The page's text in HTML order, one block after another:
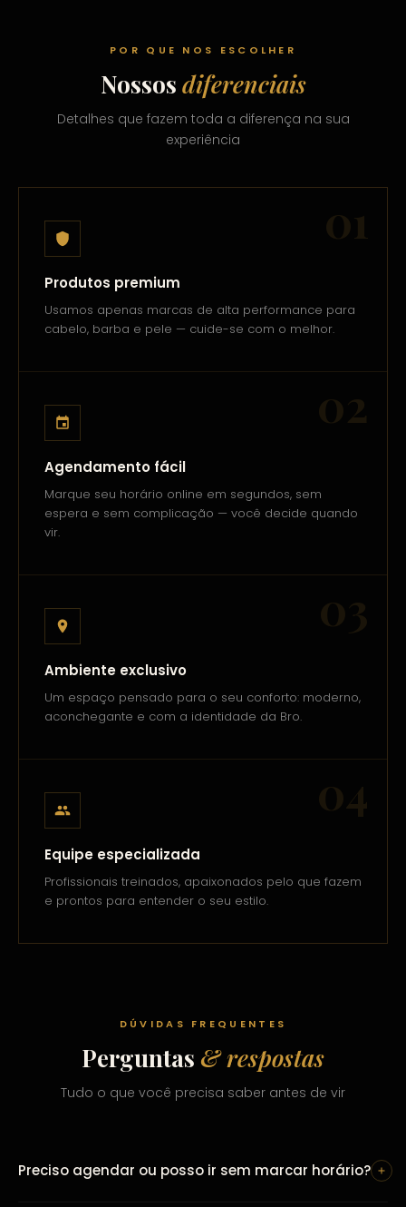
POR QUE NOS ESCOLHER
Nossos diferenciais
Detalhes que fazem toda a diferença na sua
experiência
Produtos premium
Usamos apenas marcas de alta performance para
cabelo, barba e pele — cuide-se com o melhor.
Agendamento fácil
Marque seu horário online em segundos, sem
espera e sem complicação — você decide quando
vir.
03
Ambiente exclusivo
Um espaço pensado para o seu conforto: moderno,
aconchegante e com a identidade da Bro.
04
Equipe especializada
Profissionais treinados, apaixonados pelo que fazem
e prontos para entender o seu estilo.
DÚVIDAS FREQUENTES
Perguntas & respostas
Tudo o que você precisa saber antes de vir
Preciso agendar ou posso ir sem marcar horário?